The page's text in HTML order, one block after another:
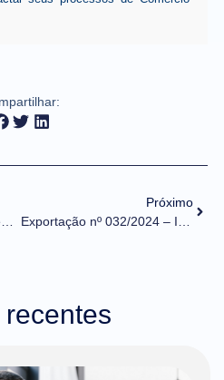
Brasil e China buscam integração de sistemas para facilitar o comércio entre os dois países
Próximo
recentes